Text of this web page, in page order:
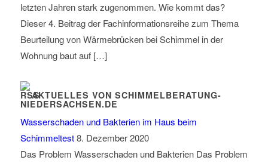
letzten Jahren stark zugenommen. Wie kommt das?
Dieser 4. Beitrag der Fachinformationsreihe zum Thema
Beurteilung von Wärmebrücken bei Schimmel in der
Wohnung baut auf […]
AKTUELLES VON SCHIMMELBERATUNG-
NIEDERSACHSEN.DE
Wasserschaden und Bakterien im Haus beim
Schimmeltest 8. Dezember 2020
Das Problem Wasserschaden und Bakterien Das Problem